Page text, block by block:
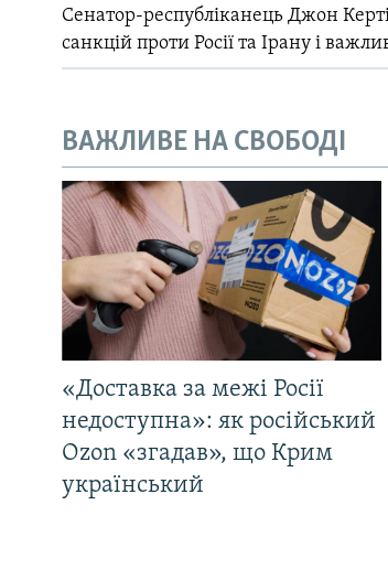
Сенатор-республіканець Джон
санкцій проти Росії та Ірану і
ВАЖЛИВЕ НА СВОБОДІ
«Доставка за межі Росії
недоступна»: як російський
Ozon «згадав», що Крим
український